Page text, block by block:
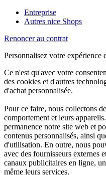
Entreprise
Autres nice Shops
Renoncer au contrat
Personnalisez votre expérience
Ce n'est qu'avec votre
des cookies et d'autres
d'achat personnalisée.
Pour ce faire, nous collectons
comportement et leurs
permanence notre site web et
contenus personnalisés, ainsi
d'utilisation. En outre, nous
avec des fournisseurs externes
canaux publicitaires en ligne,
même leurs services.